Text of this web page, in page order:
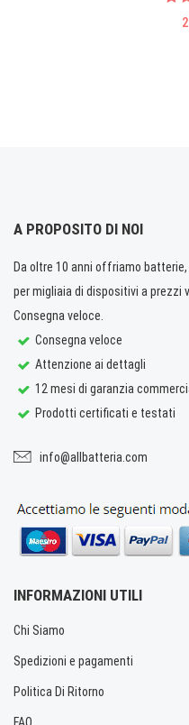
A PROPOSITO DI NOI
Da oltre 10 anni offriamo
per migliaia di dispositivi a prezzi
Consegna veloce.
Consegna veloce
Attenzione ai dettagli
12 mesi di garanzia
Prodotti certificati e testati
info@allbatteria.com
INFORMAZIONI UTILI
Chi Siamo
Spedizioni e pagamenti
Politica Di Ritorno